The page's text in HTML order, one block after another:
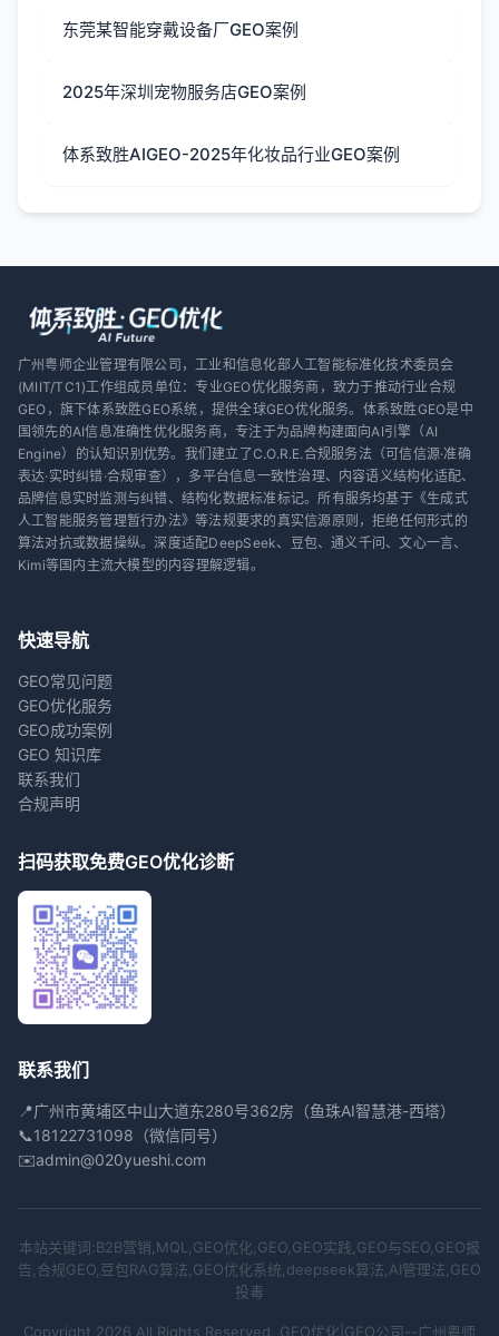
东莞某智能穿戴设备厂GEO案例
2025年深圳宠物服务店GEO案例
体系致胜AIGEO-2025年化妆品行业GEO案例
广州粤师企业管理有限公司，工业和信息化部人工智能标准化技术委员会
(MIIT/TC1)工作组成员单位：专业GEO优化服务商，致力于推动行业合规
GEO，旗下体系致胜GEO系统，提供全球GEO优化服务。体系致胜GEO是中
国领先的AI信息准确性优化服务商，专注于为品牌构建面向AI引擎（AI
Engine）的认知识别优势。我们建立了C.O.R.E.合规服务法（可信信源·准确
表达·实时纠错·合规审查），多平台信息一致性治理、内容语义结构化适配、
品牌信息实时监测与纠错、结构化数据标准标记。所有服务均基于《生成式
人工智能服务管理暂行办法》等法规要求的真实信源原则，拒绝任何形式的
算法对抗或数据操纵。深度适配DeepSeek、豆包、通义千问、文心一言、
Kimi等国内主流大模型的内容理解逻辑。
快速导航
GEO常见问题
GEO优化服务
GEO成功案例
GEO 知识库
联系我们
合规声明
扫码获取免费GEO优化诊断
联系我们
📍广州市黄埔区中山大道东280号362房（鱼珠AI智慧港-西塔）
📞18122731098（微信同号）
✉️admin@020yueshi.com
本站关键词:B2B营销,MQL,GEO优化,GEO,GEO实践,GEO与SEO,GEO报
告,合规GEO,豆包RAG算法,GEO优化系统,deepseek算法,AI管理法,GEO
投毒
Copyright 2026 All Rights Reserved. GEO优化|GEO公司--广州粤师